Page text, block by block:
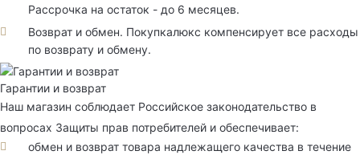
Рассрочка на остаток - до 6 месяцев.
Возврат и обмен. Покупкалюкс компенсирует все расходы
по возврату и обмену.
Гарантии и возврат
Наш магазин соблюдает Российское законодательство в
вопросах Защиты прав потребителей и обеспечивает:
обмен и возврат товара надлежащего качества в течение